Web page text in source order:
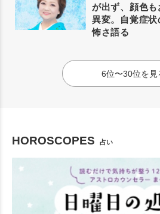
が出ず、顔色
異変。自覚症
怖さ語る
6位〜30位を見
HOROSCOPES 占い